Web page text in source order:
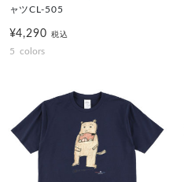
ャツCL-505
¥4,290税込
5 colors